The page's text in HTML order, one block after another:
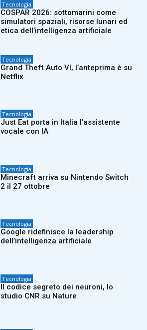
Tecnologia
COSPAR 2026: sottomarini come
simulatori spaziali, risorse lunari ed
etica dell’intelligenza artificiale
Tecnologia
Grand Theft Auto VI, l’anteprima è su
Netflix
Tecnologia
Just Eat porta in Italia l’assistente
vocale con IA
Tecnologia
Minecraft arriva su Nintendo Switch
2 il 27 ottobre
Tecnologia
Google ridefinisce la leadership
dell’intelligenza artificiale
Tecnologia
Il codice segreto dei neuroni, lo
studio CNR su Nature